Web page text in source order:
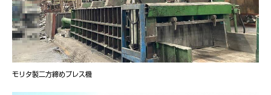
モリタ製二方締めプレス機